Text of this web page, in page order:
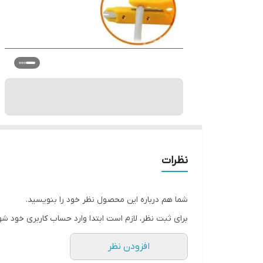
نظرات
شما هم درباره این محصول نظر خود را بنویسید.
برای ثبت نظر، لازم است ابتدا وارد حساب کاربری خود
افزودن نظر